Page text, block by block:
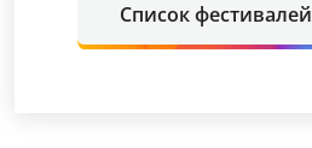
Список фестивалей